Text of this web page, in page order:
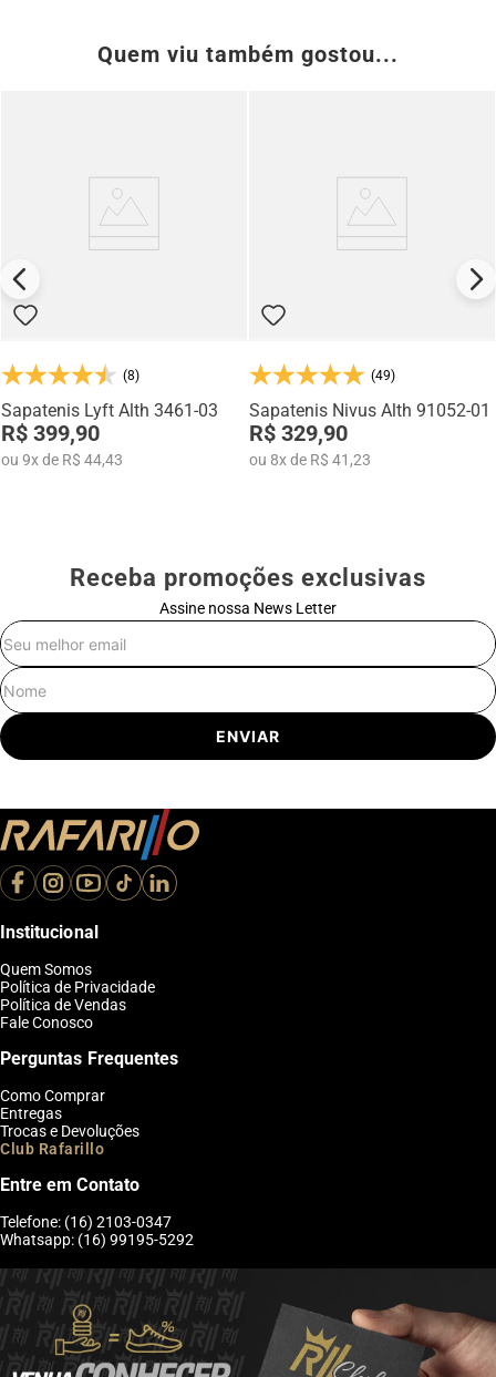
Quem viu também gostou...
(8)
Sapatenis Lyft Alth 3461-03
R$ 399,90
ou 9xde R$ 44,43
(49)
Sapatenis Nivus Alth 91052-01
R$ 329,90
ou 8xde R$ 41,23
Receba promoções exclusivas
Assine nossa News Letter
ENVIAR
Institucional
Quem Somos
Política de Privacidade
Política de Vendas
Fale Conosco
Perguntas Frequentes
Como Comprar
Entregas
Trocas e Devoluções
Club Rafarillo
Entre em Contato
Telefone: (16) 2103-0347
Whatsapp: (16) 99195-5292